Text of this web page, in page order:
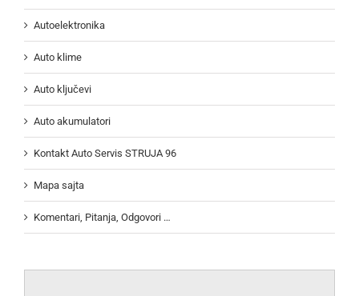
Autoelektronika
Auto klime
Auto ključevi
Auto akumulatori
Kontakt Auto Servis STRUJA 96
Mapa sajta
Komentari, Pitanja, Odgovori …